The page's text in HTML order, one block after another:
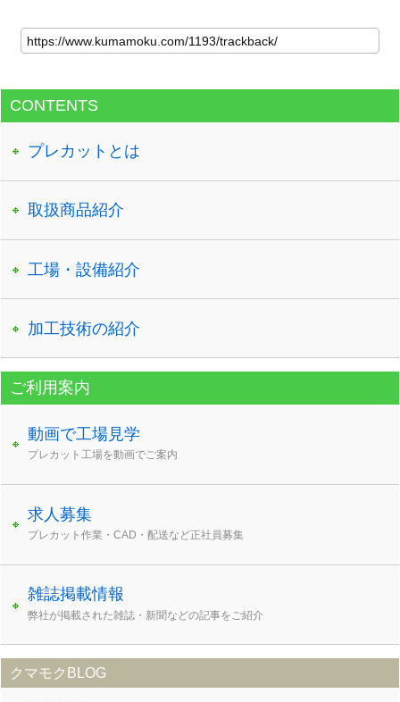
CONTENTS
プレカットとは
取扱商品紹介
工場・設備紹介
加工技術の紹介
ご利用案内
動画で工場見学
プレカット工場を動画でご案内
求人募集
プレカット作業・CAD・配送など正社員募集
雑誌掲載情報
弊社が掲載された雑誌・新聞などの記事をご紹介
クマモクBLOG